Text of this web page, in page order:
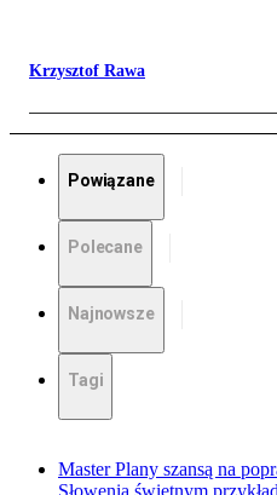
Krzysztof Rawa
Powiązane
Polecane
Najnowsze
Tagi
Master Plany szansą na
Słowenia świetnym